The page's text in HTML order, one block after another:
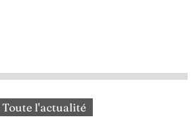
Toute l'actualité